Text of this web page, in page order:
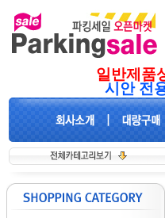
일반제품
시안 전